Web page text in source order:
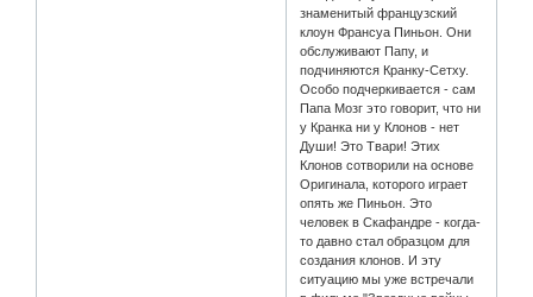
знаменитый французский
клоун Франсуа Пиньон. Они
обслуживают Папу, и
подчиняются Кранку-Сетху.
Особо подчеркивается - сам
Папа Мозг это говорит, что ни
у Кранка ни у Клонов - нет
Души! Это Твари! Этих
Клонов сотворили на основе
Оригинала, которого играет
опять же Пиньон. Это
человек в Скафандре - когда-
то давно стал образцом для
создания клонов. И эту
ситуацию мы уже встречали